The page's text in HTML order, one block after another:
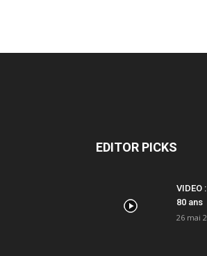
EDITOR PICKS
VIDEO
80 ans
26 mai